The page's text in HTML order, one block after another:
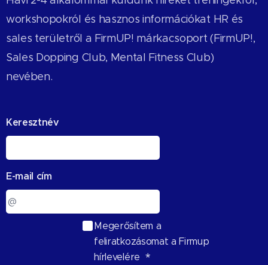
workshopokról és hasznos információkat HR és
sales területről a FirmUP! márkacsoport (FirmUP!,
Sales Dopping Club, Mental Fitness Club)
nevében.
Keresztnév
E-mail cím
Megerősítem a
feliratkozásomat a Firmup
hírlevelére